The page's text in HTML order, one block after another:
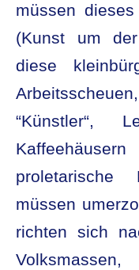
müssen
(Kunst um
diese
“Künstler“,
müssen
richten sich